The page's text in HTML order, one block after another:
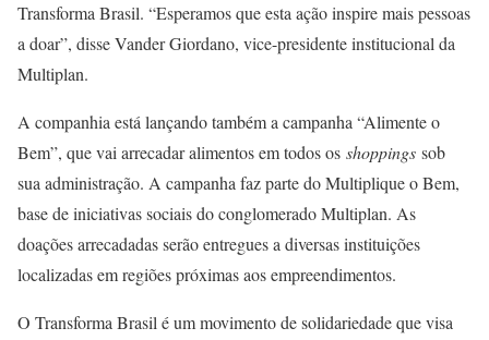
Transforma Brasil. “Esperamos que esta ação inspire mais pessoas
a doar”, disse Vander Giordano, vice-presidente institucional da
Multiplan.
A companhia está lançando também a campanha “Alimente o
Bem”, que vai arrecadar alimentos em todos os shoppings sob
sua administração. A campanha faz parte do Multiplique o Bem,
base de iniciativas sociais do conglomerado Multiplan. As
doações arrecadadas serão entregues a diversas instituições
localizadas em regiões próximas aos empreendimentos.
O Transforma Brasil é um movimento de solidariedade que visa